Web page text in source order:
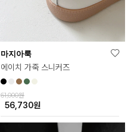
마지아룩
에이치 가죽 스니커즈
61,000원
56,730원